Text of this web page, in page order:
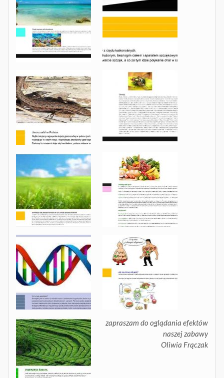
zapraszam do oglądania efektów
naszej zabawy
Oliwia Frączak